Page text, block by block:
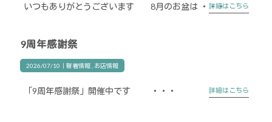
いつもありがとうございます 8月のお盆は ・・・詳細はこちら
9周年感謝祭
2026/07/10｜新着情報 お店情報
「9周年感謝祭」開催中です ・・・ 詳細はこちら